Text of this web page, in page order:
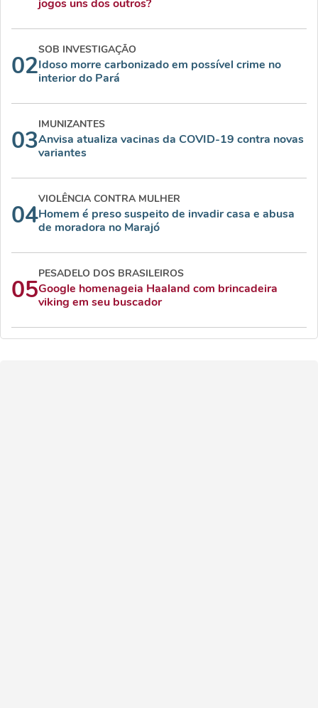
jogos uns dos outros?
02
SOB INVESTIGAÇÃO
Idoso morre carbonizado em possível crime no
interior do Pará
03
IMUNIZANTES
Anvisa atualiza vacinas da COVID-19 contra novas
variantes
04
VIOLÊNCIA CONTRA MULHER
Homem é preso suspeito de invadir casa e abusa
de moradora no Marajó
05
PESADELO DOS BRASILEIROS
Google homenageia Haaland com brincadeira
viking em seu buscador